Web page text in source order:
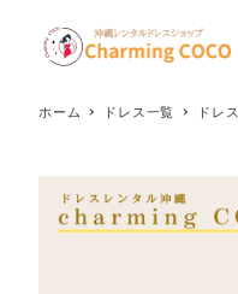
ホーム ドレス一覧 ドレス